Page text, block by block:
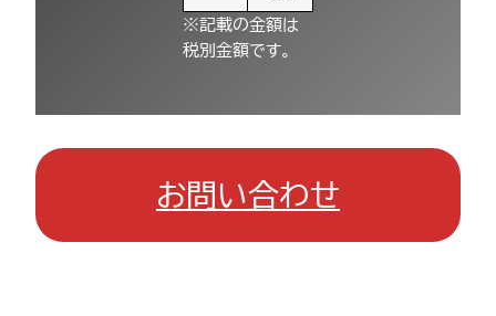
※記載の金額は
税別金額です。
お問い合わせ